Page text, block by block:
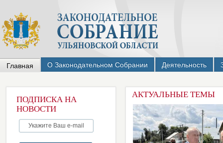
Главная О Законодательном Собрании Деятельность
ПОДПИСКА НА
НОВОСТИ
АКТУАЛЬНЫЕ ТЕМЫ